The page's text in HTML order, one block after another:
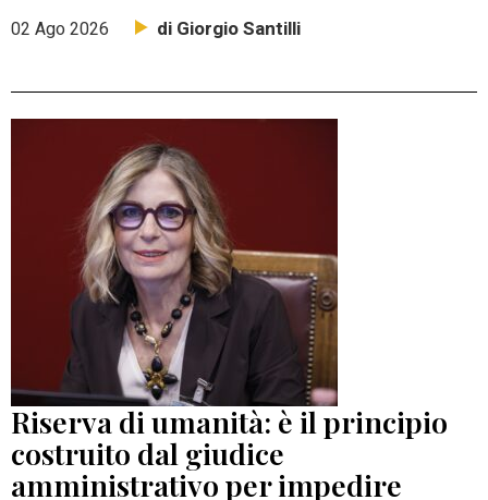
02 Ago 2026 di Giorgio Santilli
Riserva di umanità: è il principio
costruito dal giudice
amministrativo per impedire